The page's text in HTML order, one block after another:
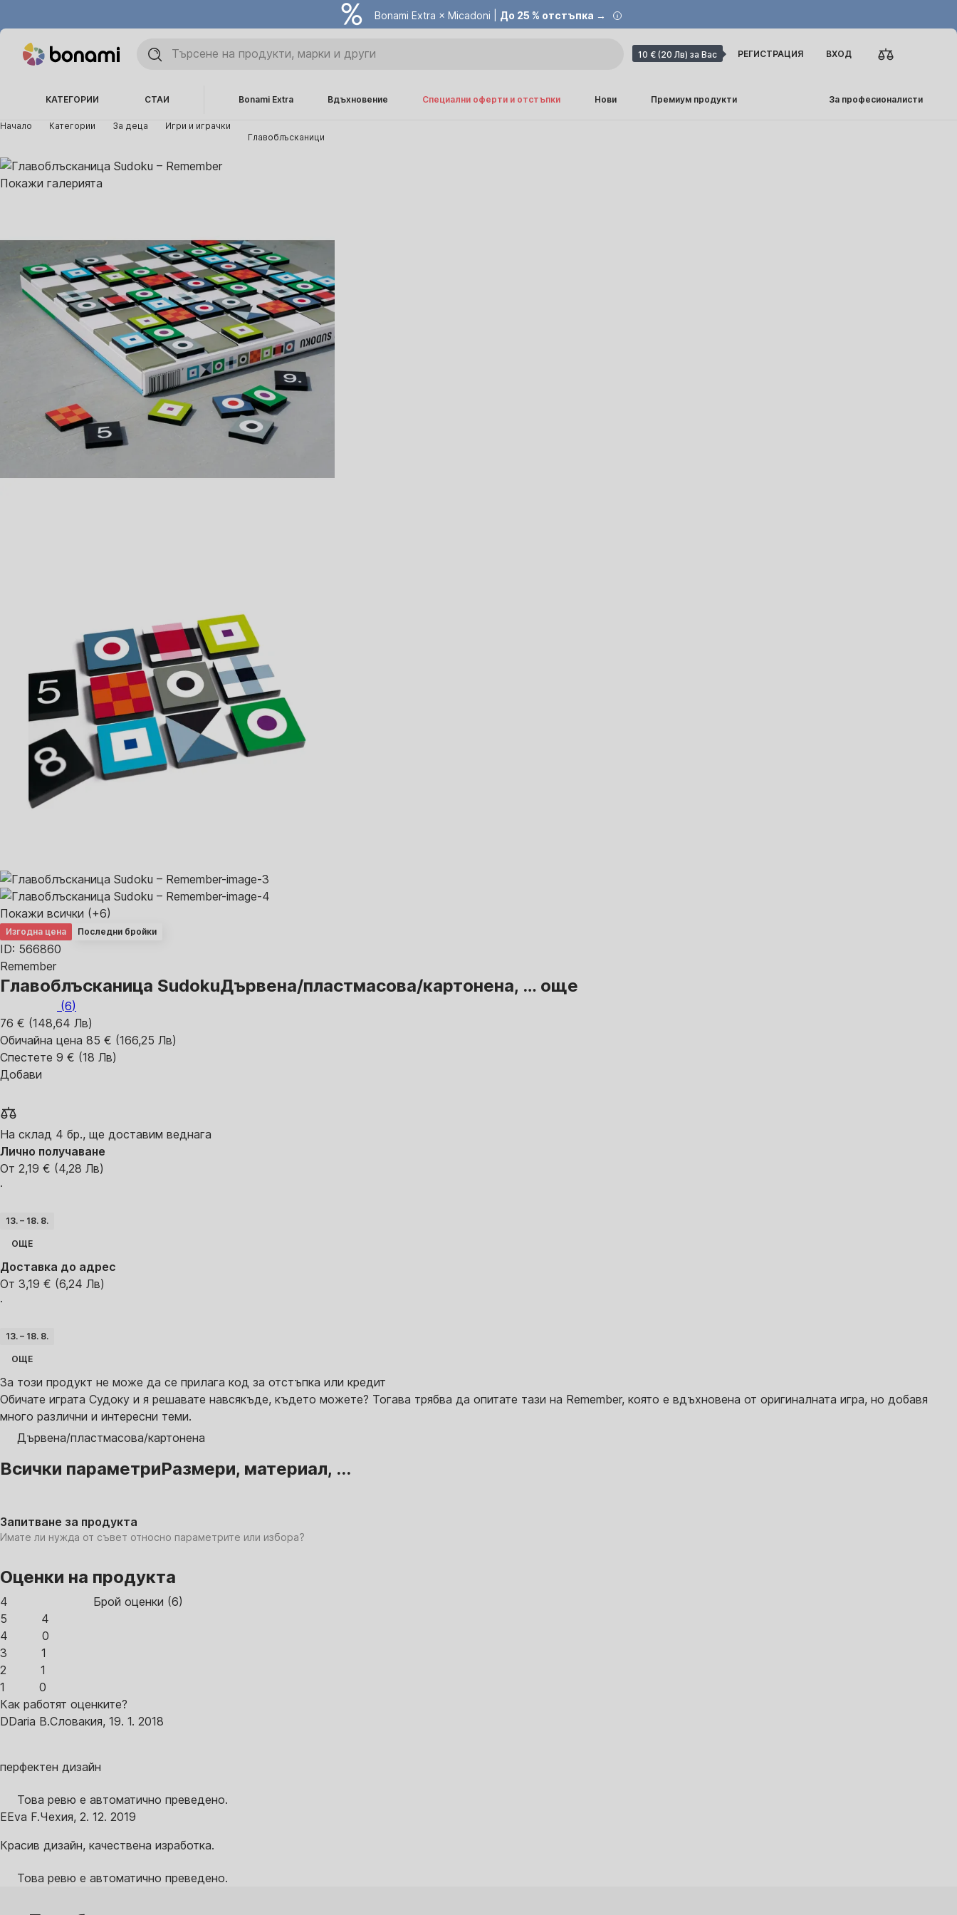
Bonami Extra × Micadoni | До 25 % отстъпка →
10 € (20 Лв) за Вас РЕГИСТРАЦИЯ ВХОД
КАТЕГОРИИ СТАИ Bonami Extra Вдъхновение Специални оферти и отстъпки Нови Премиум продукти За професионалисти
Начало Категории За деца
Игри и играчки
Главоблъсканици
Покажи галерията
Покажи всички (+6)
Изгодна цена Последни бройки
ID: 566860
Remember
Главоблъсканица SudokuДървена/пластмасова/картонена, … още
(6)
76 € (148,64 Лв)
Обичайна цена 85 € (166,25 Лв)
Спестете 9 € (18 Лв)
Добави
На склад 4 бр., ще доставим веднага
Лично получаване
От 2,19 € (4,28 Лв)
·
13. – 18. 8.
ОЩЕ
Доставка до адрес
От 3,19 € (6,24 Лв)
·
13. – 18. 8.
ОЩЕ
За този продукт не може да се прилага код за отстъпка или кредит
Обичате играта Судоку и я решавате навсякъде, където можете? Тогава трябва да опитате тази на Remember, която е вдъхновена от оригиналната игра, но добавя
много различни и интересни теми.
Дървена/пластмасова/картонена
Всички параметриРазмери, материал, ...
Запитване за продукта
Имате ли нужда от съвет относно параметрите или избора?
Оценки на продукта
4 Брой оценки (6)
5
4
4
0
3
1
2
1
1
0
Как работят оценките?
DDaria B.Словакия, 19. 1. 2018
перфектен дизайн
Това ревю е автоматично преведено.
EEva F.Чехия, 2. 12. 2019
Красив дизайн, качествена изработка.
Това ревю е автоматично преведено.